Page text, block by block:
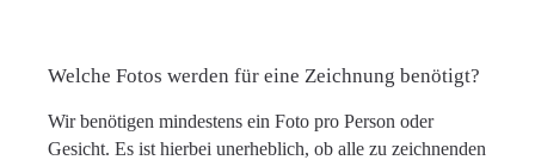
Welche Fotos werden für eine Zeichnung benötigt?
Wir benötigen mindestens ein Foto pro Person oder
Gesicht. Es ist hierbei unerheblich, ob alle zu zeichnenden